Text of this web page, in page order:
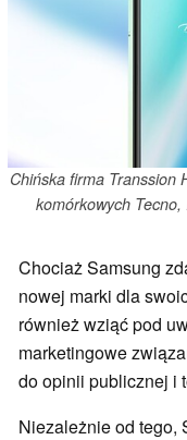
Chińska firma Transsion
komórkowych
Chociaż Samsung
nowej marki dla
również wziąć pod
marketingowe
do opinii publicznej i
Niezależnie od tego,